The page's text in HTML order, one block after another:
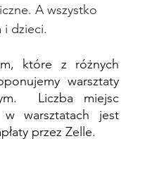
A wszystko
i dzieci.
które z różnych
warsztaty
Liczba miejsc
w warsztatach jest
przez Zelle.